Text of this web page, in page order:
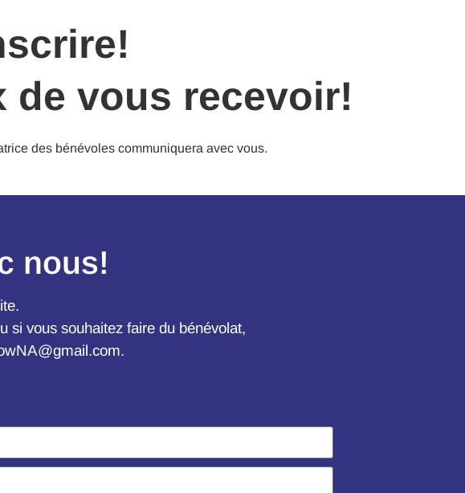
de vous recevoir!
des bénévoles communiquera avec vous.
nous!
si vous souhaitez faire du bénévolat,
.